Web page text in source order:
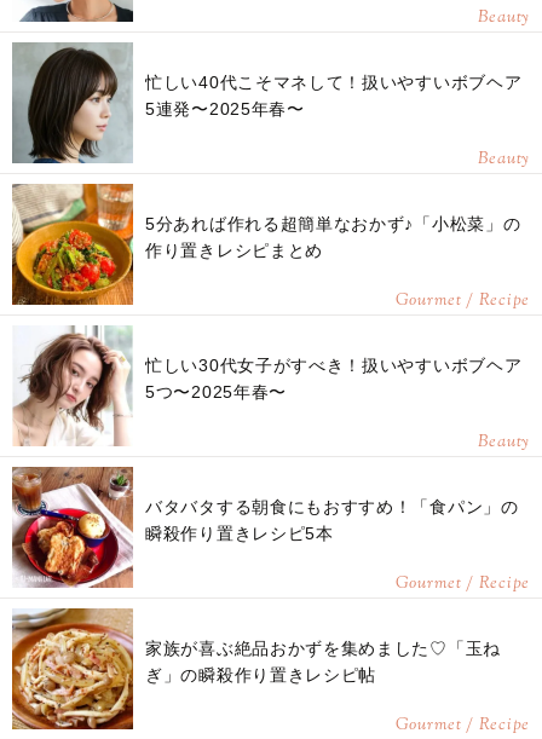
Beauty
忙しい40代こそマネして！扱いやすいボブヘア
5連発〜2025年春〜
Beauty
5分あれば作れる超簡単なおかず♪「小松菜」の
作り置きレシピまとめ
Gourmet / Recipe
忙しい30代女子がすべき！扱いやすいボブヘア
5つ〜2025年春〜
Beauty
バタバタする朝食にもおすすめ！「食パン」の
瞬殺作り置きレシピ5本
Gourmet / Recipe
家族が喜ぶ絶品おかずを集めました♡「玉ね
ぎ」の瞬殺作り置きレシピ帖
Gourmet / Recipe